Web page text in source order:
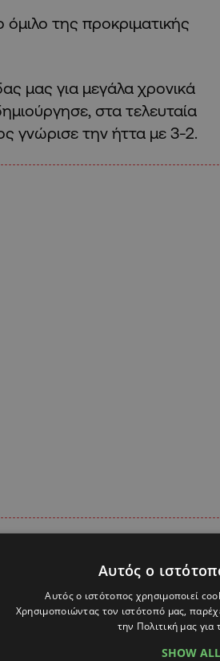
της προκριματικής
μας για μεγάλα χρονικά
στα τελευταία
γνώρισε την ήττα με 3-2.
και η Εθνική μας ισοφάρισε με
(2-1) με γκολ του Ανδρέα
Αυτός ο
Αυτός ο ιστότοπος χρησιμοποιεί
Χρησιμοποιώντας τον ιστότοπό μας,
την Πολιτική μας
SHOW